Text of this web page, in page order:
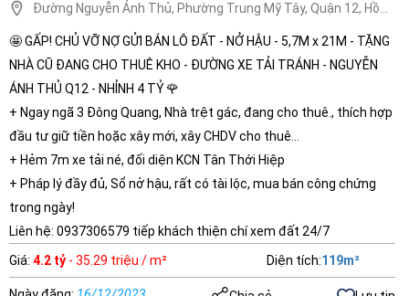
Đường Nguyễn Ảnh Thủ, Phường Trung Mỹ Tây, Quận 12, Hồ
Chí Minh
🤩 GẤP! CHỦ VỠ NỢ GỬI BÁN LÔ ĐẤT - NỞ HẬU - 5,7M x 21M - TẶNG
NHÀ CŨ ĐANG CHO THUÊ KHO - ĐƯỜNG XE TẢI TRÁNH - NGUYỄN
ÁNH THỦ Q12 - NHỈNH 4 TỶ 🌹
+ Ngay ngã 3 Đông Quang, Nhà trệt gác, đang cho thuê., thích hợp
đầu tư giữ tiền hoặc xây mới, xây CHDV cho thuê…
+ Hẻm 7m xe tải né, đối diện KCN Tân Thới Hiệp
+ Pháp lý đầy đủ, Sổ nở hậu, rất có tài lộc, mua bán công chứng
trong ngày!
Liên hệ: 0937306579 tiếp khách thiện chí xem đất 24/7
Giá: 4.2 tỷ - 35.29 triệu / m² Diện tích:119m²